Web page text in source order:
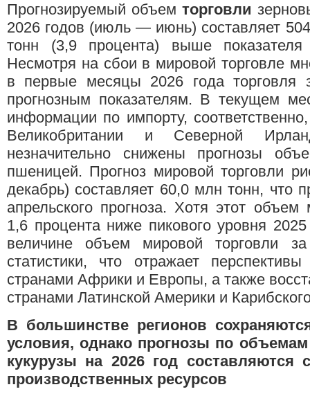
Прогнозируемый объемторговли
2026 годов (июль — июнь) составляет
тонн (3,9 процента) выше
Несмотря на сбои в мировой торговле
в первые месяцы 2026 года торговля
прогнозным показателям. В текущем
информации по импорту,
Великобритании и Северной
незначительно снижены прогнозы
пшеницей. Прогноз мировой торговли
декабрь) составляет 60,0 млн тонн, что
апрельского прогноза. Хотя этот
1,6 процента ниже пикового уровня
величине объем мировой торговли
статистики, что отражает
странами Африки и Европы, а также
странами Латинской Америки и
В большинстве регионов
условия, однако прогнозы по
кукурузы на 2026 год составляются
производственных ресурсов